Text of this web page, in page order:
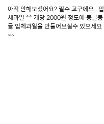
아직 안해보셨어요? 필수 교구에요.. 입
체과일 ^^ 개당 2000원 정도에 동글동
글 입체과일을 만들어보실수 있으세요
~~